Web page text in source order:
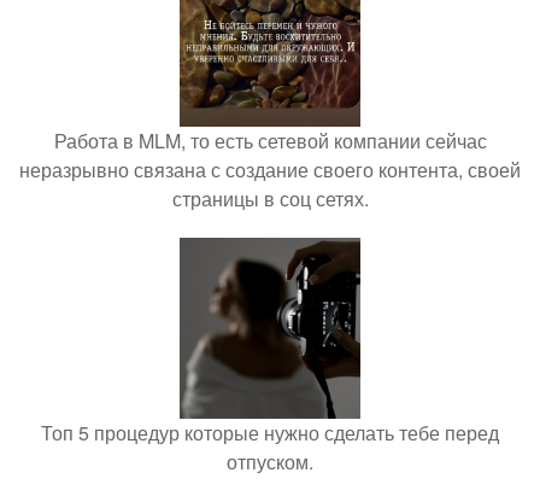
Работа в MLM, то есть сетевой компании сейчас
неразрывно связана с создание своего контента, своей
страницы в соц сетях.
Топ 5 процедур которые нужно сделать тебе перед
отпуском.